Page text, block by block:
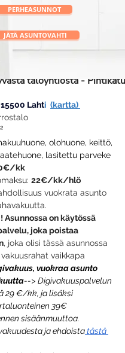
taloyhtiöstä - Pihtikatu
Lahti (kartta)
olohuone, keittö,
lasitettu parveke
kk
22€/kk/hlö
vuokrata asunto
Asunnossa on käytössä
joka poistaa
, joka olisi tässä asunnossa
vaikkapa
vuokraa asunto
--> Digivakuuspalvelun
29 €/kk, ja lisäksi
39€
sisäänmuuttoa.
ja ehdoista tästä
PERHEASUNNOT
JÄTÄ ASUNTOVAHTI